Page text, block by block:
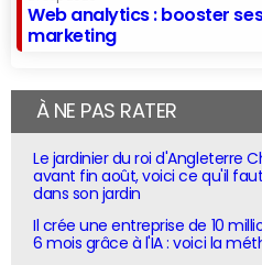
Web analytics : booster
marketing
À NE PAS RATER
Le jardinier du roi d'Angleterre
avant fin août, voici ce qu'il
dans son jardin
Il crée une entreprise de 10
6 mois grâce à l'IA : voici la